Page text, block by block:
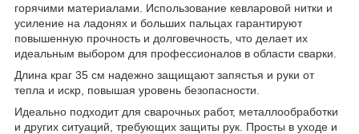
горячими материалами. Использование кевларовой нитки и
усиление на ладонях и больших пальцах гарантируют
повышенную прочность и долговечность, что делает их
идеальным выбором для профессионалов в области сварки.
Длина краг 35 см надежно защищают запястья и руки от
тепла и искр, повышая уровень безопасности.
Идеально подходит для сварочных работ, металлообработки
и других ситуаций, требующих защиты рук. Просты в уходе и